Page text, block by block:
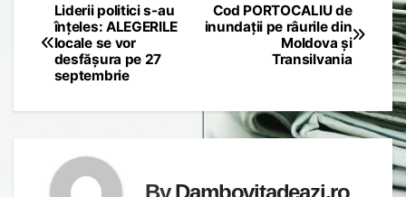
Post
navigation
Cod PORTOCALIU de
inundații pe râurile din
Moldova și
Transilvania
Liderii politici s-au
înțeles: ALEGERILE
locale se vor
desfășura pe 27
septembrie
ByDambovitadeazi.ro